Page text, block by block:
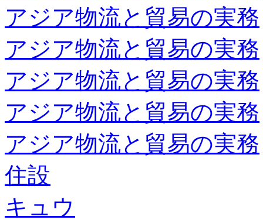
アジア物流と貿易の実務
アジア物流と貿易の実務
アジア物流と貿易の実務
アジア物流と貿易の実務
アジア物流と貿易の実務
住設
キュウ